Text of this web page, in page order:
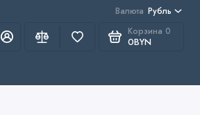
Валюта Рубль
Корзина 0
0BYN